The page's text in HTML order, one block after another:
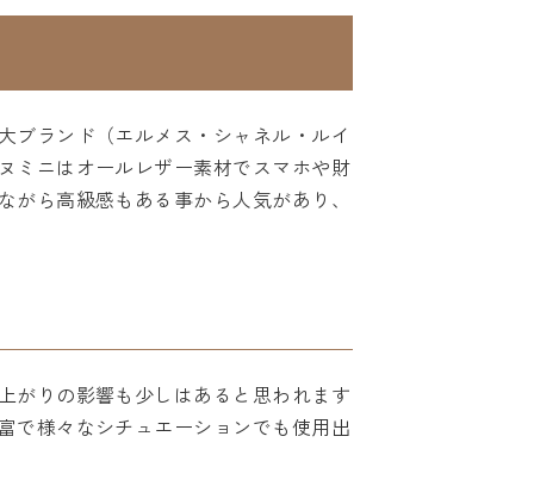
ブランド（エルメス・シャネル・ルイ
ミニはオールレザー素材でスマホや財
ら高級感もある事から人気があり、
がりの影響も少しはあると思われます
で様々なシチュエーションでも使用出